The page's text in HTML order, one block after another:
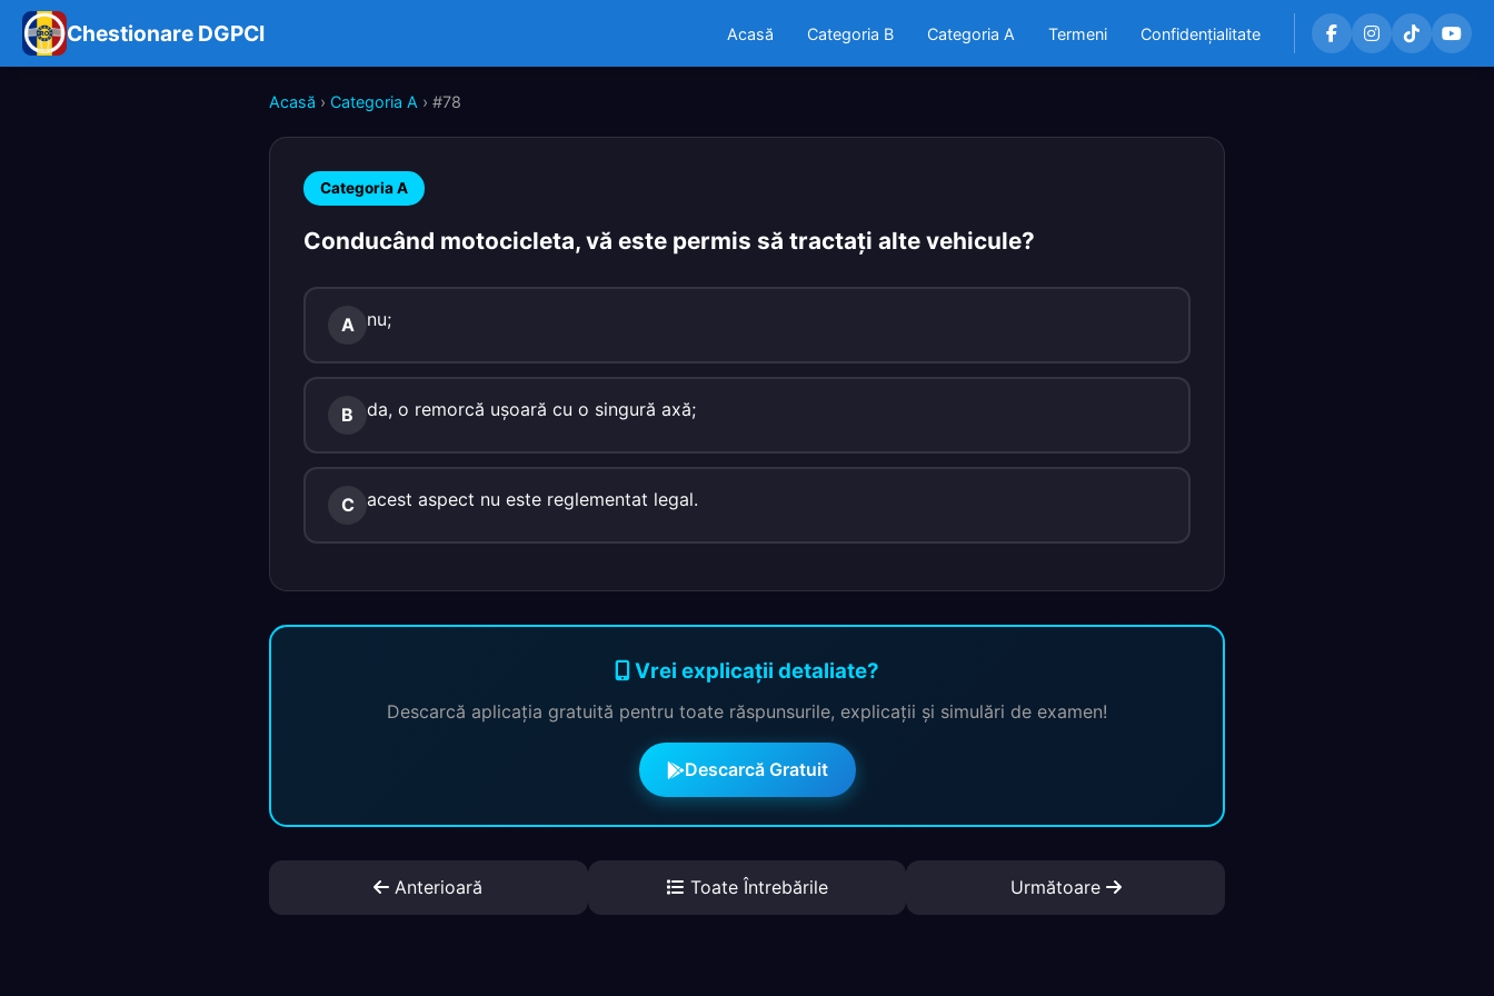
Chestionare DGPCI Acasă Categoria B Categoria A Termeni Confidențialitate
Acasă › Categoria A › #78
Categoria A
Conducând motocicleta, vă este permis să tractaţi alte vehicule?
A nu;
B da, o remorcă uşoară cu o singură axă;
C acest aspect nu este reglementat legal.
Vrei explicații detaliate?
Descarcă aplicația gratuită pentru toate răspunsurile, explicații și simulări de examen!
Descarcă Gratuit
Anterioară Toate Întrebările Următoare